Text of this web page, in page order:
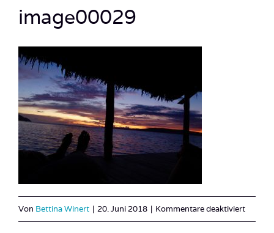
image00029
Von Bettina Winert | 20. Juni 2018 | Kommentare deaktiviertfür